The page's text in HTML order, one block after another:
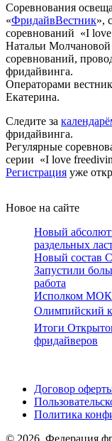
Соревнования
«ФридайвВестник»,
соревнований «I
Натальи
соревнований,
фридайвинга.
Операторами
Екатерина.
Следите за
фридайвинга.
Регулярные
серии «I love
Регистрация уже
Новое на сайте
Новый
раздельных
Новый состав
Запустили
работа
Исполком МОК
Олимпийский
Итоги
фридайверов
Договор
Политика
© 2026, Федерация